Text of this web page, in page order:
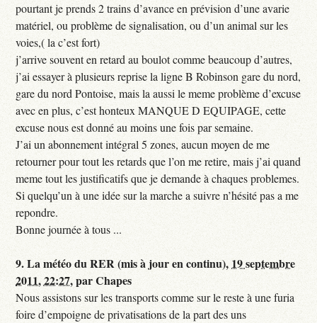
pourtant je prends 2 trains d’avance en prévision d’une avarie
matériel, ou problème de signalisation, ou d’un animal sur les
voies,( la c’est fort)
j’arrive souvent en retard au boulot comme beaucoup d’autres,
j’ai essayer à plusieurs reprise la ligne B Robinson gare du nord,
gare du nord Pontoise, mais la aussi le meme problème d’excuse
avec en plus, c’est honteux MANQUE D EQUIPAGE, cette
excuse nous est donné au moins une fois par semaine.
J’ai un abonnement intégral 5 zones, aucun moyen de me
retourner pour tout les retards que l’on me retire, mais j’ai quand
meme tout les justificatifs que je demande à chaques problemes.
Si quelqu’un à une idée sur la marche a suivre n’hésité pas a me
repondre.
Bonne journée à tous ...
9.La météo du RER (mis à jour en continu), 19 septembre
2011, 22:27,parChapes
Nous assistons sur les transports comme sur le reste à une furia
foire d’empoigne de privatisations de la part des uns